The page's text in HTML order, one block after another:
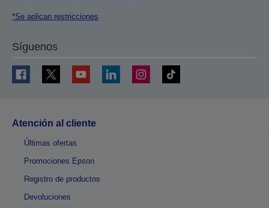
*Se aplican restricciones
Síguenos
Atención al cliente
Últimas ofertas
Promociones Epson
Registro de productos
Devoluciones